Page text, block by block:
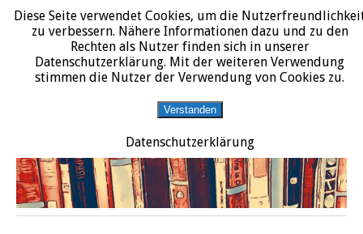
START DATENSCHUTZERKLÄRUNG IMPRESSUM ÜBER JURALIT
JURALIT
Rezensionen juristischer Literatur
Diese Seite verwendet Cookies, um die
zu verbessern. Nähere Informationen dazu und zu den
Rechten als Nutzer finden sich in unserer
Datenschutzerklärung. Mit der weiteren Verwendung
stimmen die Nutzer der Verwendung von Cookies zu.
Verstanden
Datenschutzerklärung